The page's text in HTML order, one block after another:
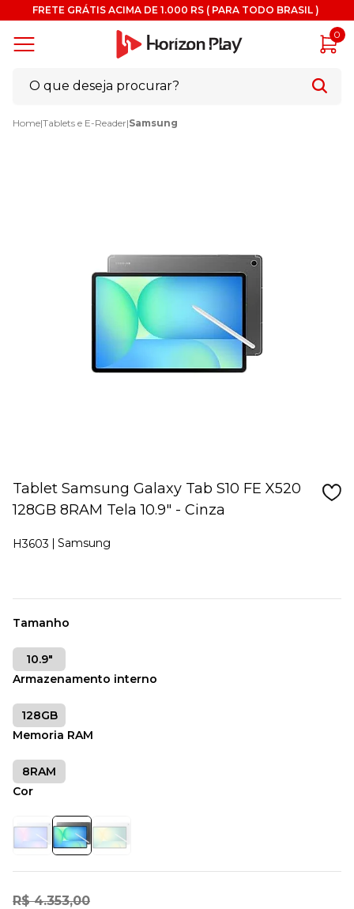
FRETE GRÁTIS ACIMA DE 1.000 RS ( PARA TODO BRASIL )
0
Home|Tablets e E-Reader|Samsung
Tablet Samsung Galaxy Tab S10 FE X520
128GB 8RAM Tela 10.9" - Cinza
H3603 Samsung
R$ 4.353,00
Tamanho
10.9"
Armazenamento interno
128GB
Memoria RAM
8RAM
Cor